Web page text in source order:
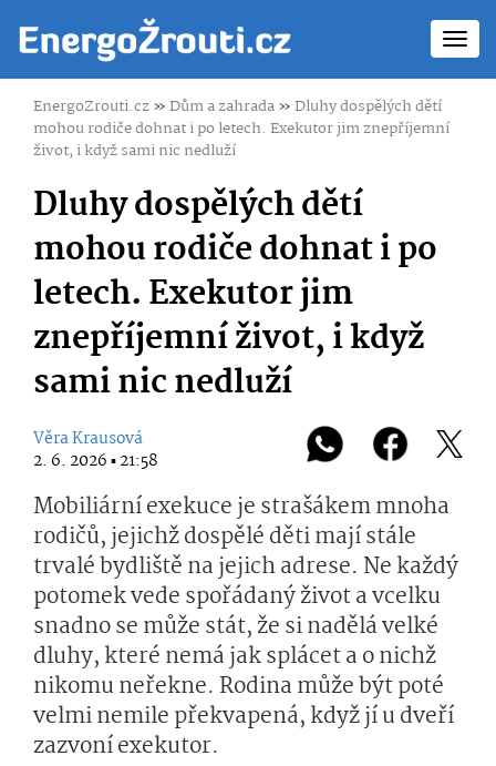
EnergoZrouti.cz»Dům a zahrada»Dluhy dospělých dětí
mohou rodiče dohnat i po letech. Exekutor jim znepříjemní
život, i když sami nic nedluží
Dluhy dospělých dětí
mohou rodiče dohnat i po
letech. Exekutor jim
znepříjemní život, i když
sami nic nedluží
Věra Krausová
2. 6. 2026 ▪ 21:58
Mobiliární exekuce je strašákem mnoha
rodičů, jejichž dospělé děti mají stále
trvalé bydliště na jejich adrese. Ne každý
potomek vede spořádaný život a vcelku
snadno se může stát, že si nadělá velké
dluhy, které nemá jak splácet a o nichž
nikomu neřekne. Rodina může být poté
velmi nemile překvapená, když jí u dveří
zazvoní exekutor.